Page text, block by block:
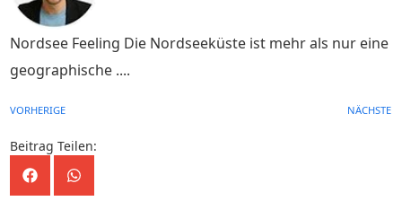
Nordsee Feeling Die Nordseeküste ist mehr als nur eine
geographische ....
VORHERIGE NÄCHSTE
Beitrag Teilen: